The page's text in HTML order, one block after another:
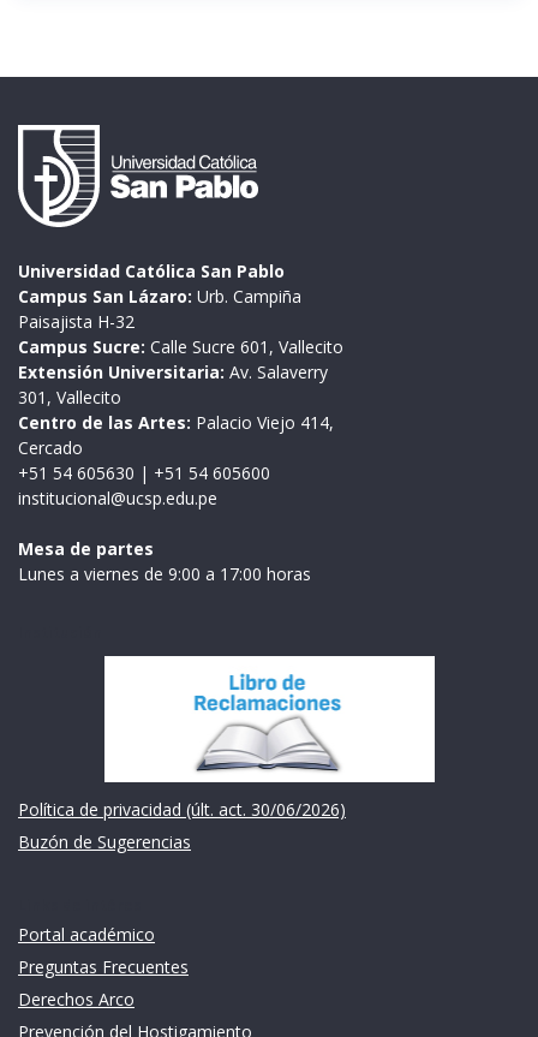
Universidad Católica San Pablo
Campus San Lázaro: Urb. Campiña
Paisajista H-32
Campus Sucre: Calle Sucre 601, Vallecito
Extensión Universitaria: Av. Salaverry
301, Vallecito
Centro de las Artes: Palacio Viejo 414,
Cercado
+51 54 605630 | +51 54 605600
institucional@ucsp.edu.pe
Mesa de partes
Lunes a viernes de 9:00 a 17:00 horas
Política de privacidad (últ. act. 30/06/2026)
Buzón de Sugerencias
Portal académico
Preguntas Frecuentes
Derechos Arco
Prevención del Hostigamiento